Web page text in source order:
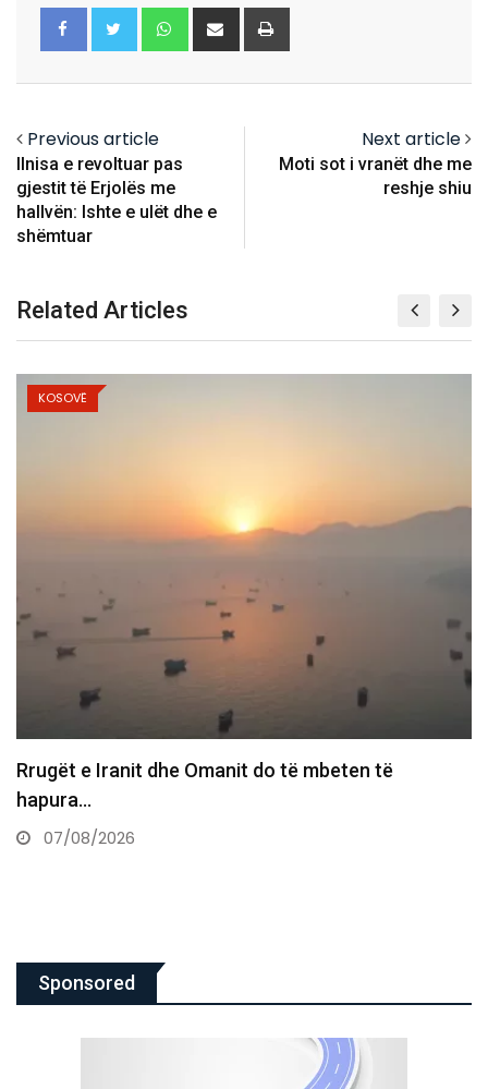
Whatsapp
Share
via
Previous article
Ilnisa e revoltuar pas
gjestit të Erjolës me
hallvën: Ishte e ulët dhe e
shëmtuar
Next article
Moti sot i vranët dhe me
reshje shiu
Related Articles
KOSOVË
Kurti me ftesë të re për Bedri Hamzën, Kryetari i…
07/08/2026
Sponsored